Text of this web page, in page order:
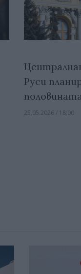
Руси
25.05.2026 / 18:00